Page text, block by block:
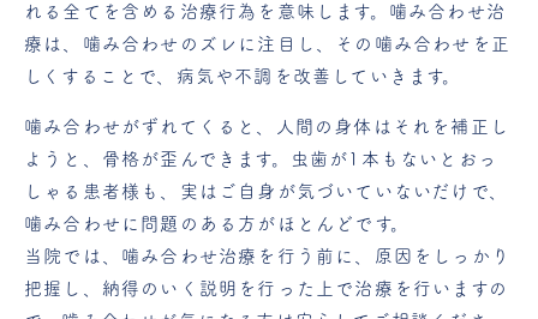
れる全てを含める治療行為を意味します。噛み合わせ治
療は、噛み合わせのズレに注目し、その噛み合わせを正
しくすることで、病気や不調を改善していきます。
噛み合わせがずれてくると、人間の身体はそれを補正し
ようと、骨格が歪んできます。虫歯が1本もないとおっ
しゃる患者様も、実はご自身が気づいていないだけで、
噛み合わせに問題のある方がほとんどです。
当院では、噛み合わせ治療を行う前に、原因をしっかり
把握し、納得のいく説明を行った上で治療を行いますの